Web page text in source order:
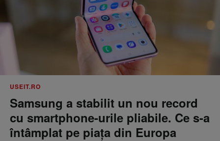
USEIT.RO
Samsung a stabilit un nou record
cu smartphone-urile pliabile. Ce s-a
întâmplat pe piața din Europa